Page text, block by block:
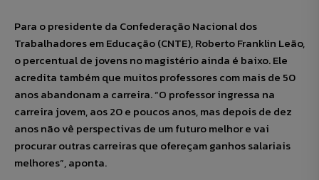
Para o presidente da Confederação Nacional dos
Trabalhadores em Educação (CNTE), Roberto Franklin Leão,
o percentual de jovens no magistério ainda é baixo. Ele
acredita também que muitos professores com mais de 50
anos abandonam a carreira. “O professor ingressa na
carreira jovem, aos 20 e poucos anos, mas depois de dez
anos não vê perspectivas de um futuro melhor e vai
procurar outras carreiras que ofereçam ganhos salariais
melhores”, aponta.